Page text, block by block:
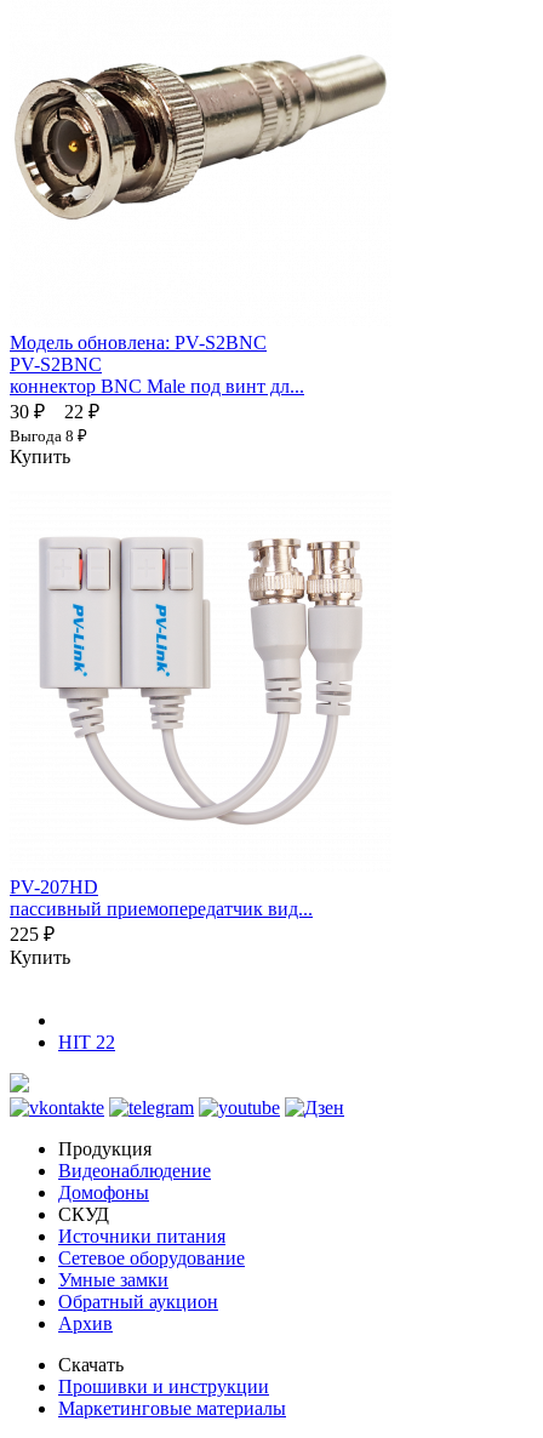
Модель обновлена: PV-S2BNC
PV-S2BNC
коннектор BNC Male под винт дл...
30 ₽
22 ₽
Выгода 8 ₽
Купить
PV-207HD
пассивный приемопередатчик вид...
225 ₽
Купить
HIT 22
Продукция
Видеонаблюдение
Домофоны
СКУД
Источники питания
Сетевое оборудование
Умные замки
Обратный аукцион
Архив
Скачать
Прошивки и инструкции
Маркетинговые материалы